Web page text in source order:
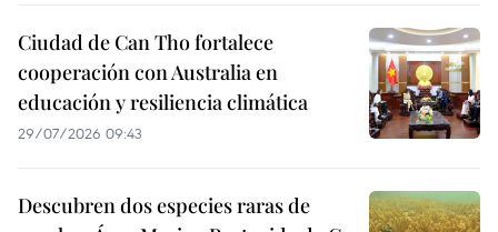
Ciudad de Can Tho fortalece
cooperación con Australia en
educación y resiliencia climática
29/07/2026 09:43
Descubren dos especies raras de